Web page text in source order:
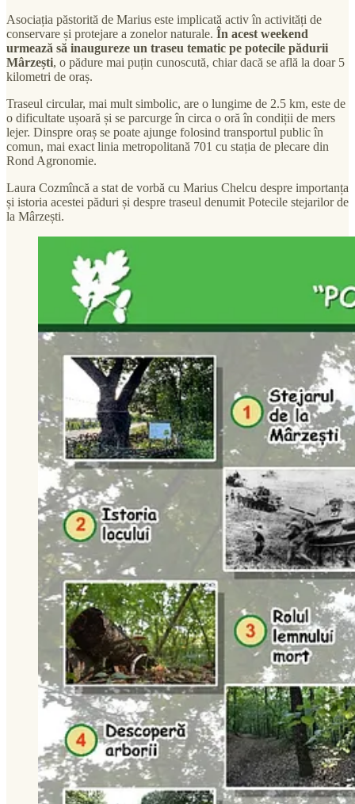
Asociația păstorită de Marius este implicată activ în activități de
conservare și protejare a zonelor naturale. În acest weekend
urmează să inaugureze un traseu tematic pe potecile pădurii
Mârzești, o pădure mai puțin cunoscută, chiar dacă se află la doar 5
kilometri de oraș.
Traseul circular, mai mult simbolic, are o lungime de 2.5 km, este de
o dificultate ușoară și se parcurge în circa o oră în condiții de mers
lejer. Dinspre oraș se poate ajunge folosind transportul public în
comun, mai exact linia metropolitană 701 cu stația de plecare din
Rond Agronomie.
Laura Cozmîncă a stat de vorbă cu Marius Chelcu despre importanța
și istoria acestei păduri și despre traseul denumit Potecile stejarilor de
la Mârzești.